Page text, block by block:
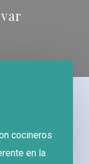
cocineros
en la